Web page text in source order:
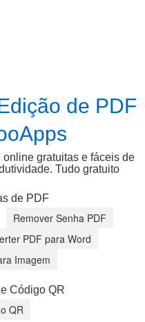
de PDF
gratuitas e fáceis de
Tudo gratuito
de PDF
Remover Senha PDF
PDF para Word
Imagem
Código QR
QR